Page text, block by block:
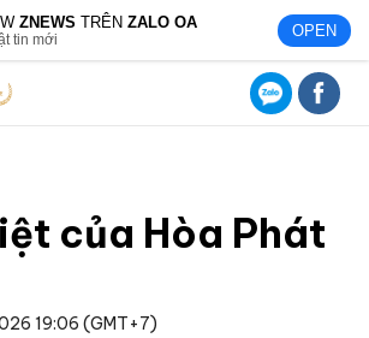
ZNEWS TRÊNZALO OA
tin mới OPEN
của Hòa Phát
19:06 (GMT+7)